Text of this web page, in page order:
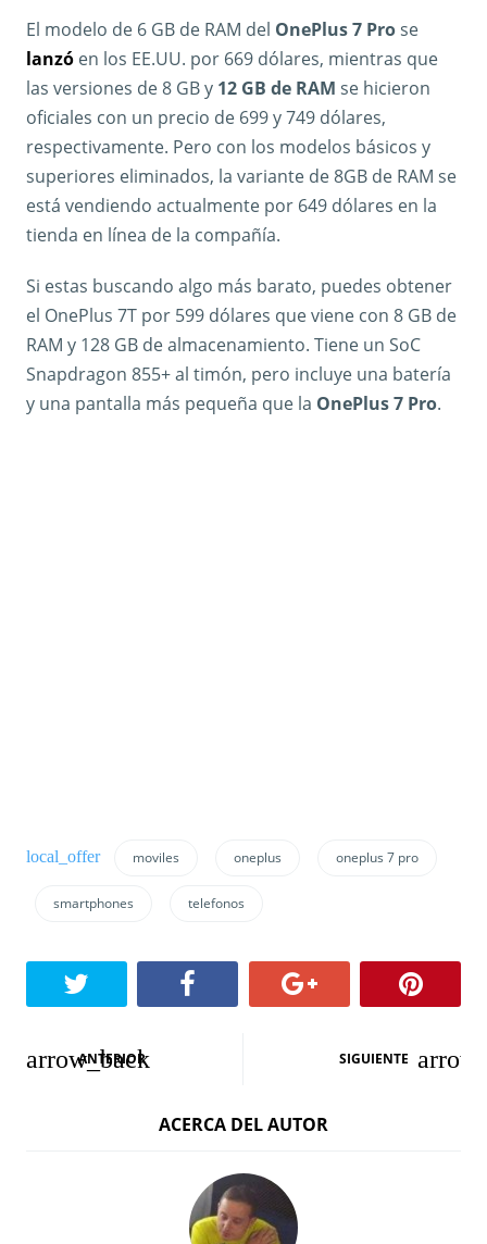
El modelo de 6 GB de RAM del OnePlus 7 Prose
lanzó en los EE.UU. por 669 dólares, mientras que
las versiones de 8 GB y 12 GB de RAM se hicieron
oficiales con un precio de 699 y 749 dólares,
respectivamente. Pero con los modelos básicos y
superiores eliminados, la variante de 8GB de RAM se
está vendiendo actualmente por 649 dólares en la
tienda en línea de la compañía.
Si estas buscando algo más barato, puedes obtener
el OnePlus 7T por 599 dólares que viene con 8 GB de
RAM y 128 GB de almacenamiento. Tiene un SoC
Snapdragon 855+ al timón, pero incluye una batería
y una pantalla más pequeña que la OnePlus 7 Pro.
moviles oneplus oneplus 7 pro
smartphones telefonos
N
ANTERIOR SIGUIENTE
ACERCA DEL AUTOR